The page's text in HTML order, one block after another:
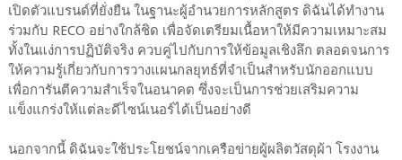
เปิดตัวแบรนด์ที่ยั่งยืน ในฐานะผู้อำนวยการหลักสูตร ดิฉันได้ทำงาน
ร่วมกับ RECO อย่างใกล้ชิด เพื่อจัดเตรียมเนื้อหาให้มีความเหมาะสม
ทั้งในแง่การปฏิบัติจริง ควบคู่ไปกับการให้ข้อมูลเชิงลึก ตลอดจนการ
ให้ความรู้เกี่ยวกับการวางแผนกลยุทธ์ที่จำเป็นสำหรับนักออกแบบ
เพื่อการันตีความสำเร็จในอนาคต ซึ่งจะเป็นการช่วยเสริมความ
แข็งแกร่งให้แต่ละดีไซน์เนอร์ได้เป็นอย่างดี
นอกจากนี้ ดิฉันจะใช้ประโยชน์จากเครือข่ายผู้ผลิตวัสดุผ้า โรงงาน